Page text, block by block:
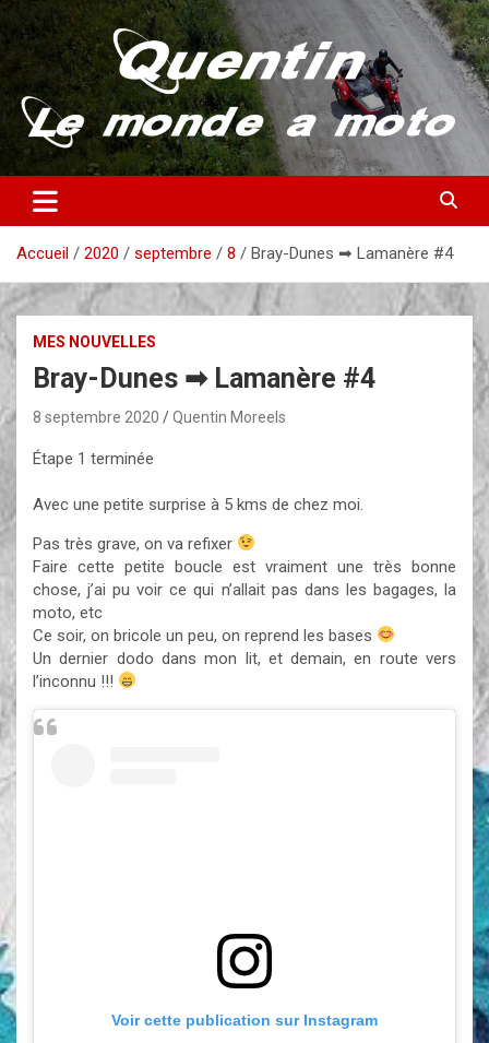
Aller
au
contenu
Quentin – Le monde à moto
Partez à la découverte du monde en vieille bécane
Accueil 2020 septembre 8 Bray-Dunes ➡ Lamanère #4
MES NOUVELLES
Bray-Dunes ➡ Lamanère #4
8 septembre 2020 Quentin Moreels
Étape 1 terminée
Avec une petite surprise à 5 kms de chez moi.
Pas très grave, on va refixer
Faire cette petite boucle est vraiment une très bonne
chose, j’ai pu voir ce qui n’allait pas dans les bagages, la
moto, etc
Ce soir, on bricole un peu, on reprend les bases
Un dernier dodo dans mon lit, et demain, en route vers
l’inconnu !!!
Voir cette publication sur Instagram